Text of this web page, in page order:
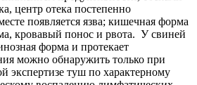
центр отека постепенно
появляется язва; кишечная форма
кровавый понос и рвота. У свиней
форма и протекает
можно обнаружить только при
экспертизе туш по характерному